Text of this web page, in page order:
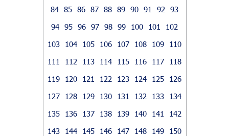
84 85 86 87 88 89 90 91 92
93
94 95 96 97 98 99 100 101
102
103
104 105 106 107 108 109
110
111
112 113 114 115 116 117
118
119
120 121 122 123 124 125
126
127
128 129 130 131 132 133
134
135
136 137 138 139 140 141
142
143
144 145 146 147 148 149
150